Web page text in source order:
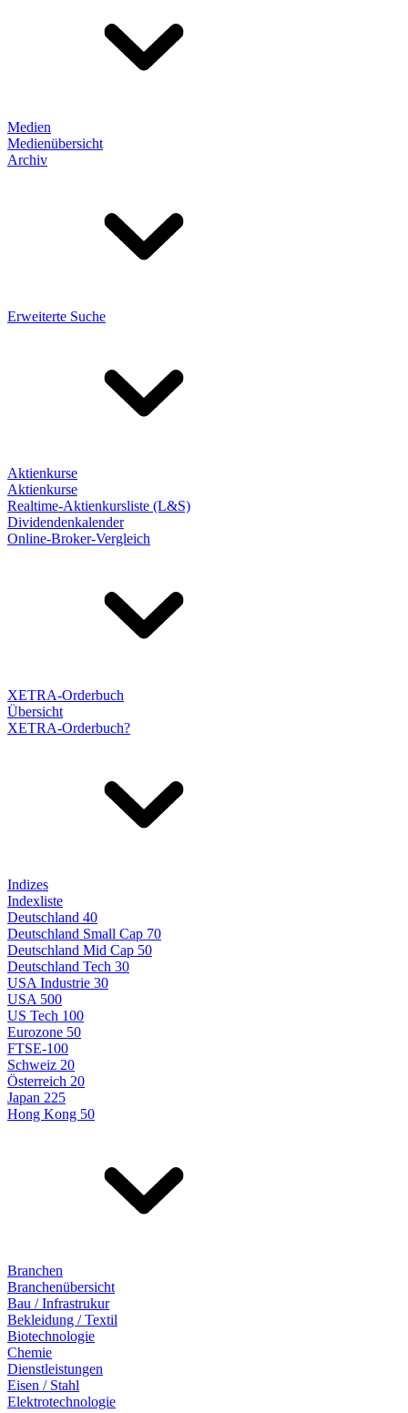
Medien
Medienübersicht
Archiv
Erweiterte Suche
Aktienkurse
Aktienkurse
Realtime-Aktienkursliste (L&S)
Dividendenkalender
Online-Broker-Vergleich
XETRA-Orderbuch
Übersicht
XETRA-Orderbuch?
Indizes
Indexliste
Deutschland 40
Deutschland Small Cap 70
Deutschland Mid Cap 50
Deutschland Tech 30
USA Industrie 30
USA 500
US Tech 100
Eurozone 50
FTSE-100
Schweiz 20
Österreich 20
Japan 225
Hong Kong 50
Branchen
Branchenübersicht
Bau / Infrastrukur
Bekleidung / Textil
Biotechnologie
Chemie
Dienstleistungen
Eisen / Stahl
Elektrotechnologie